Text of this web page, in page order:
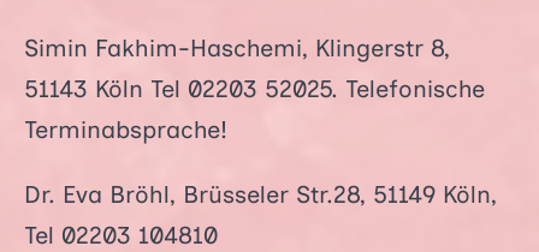
Simin Fakhim-Haschemi, Klingerstr 8,
51143 Köln Tel 02203 52025. Telefonische
Terminabsprache!
Dr. Eva Bröhl, Brüsseler Str.28, 51149 Köln,
Tel 02203 104810